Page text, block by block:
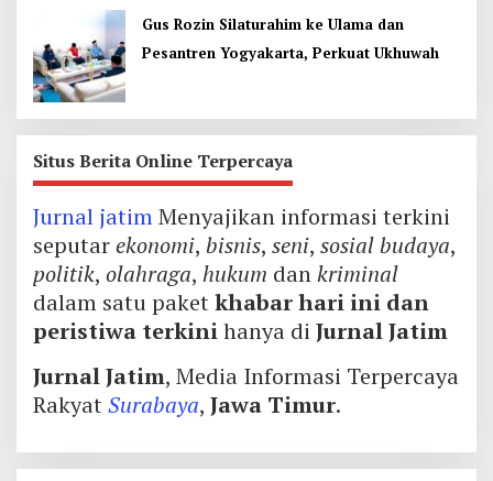
Gus Rozin Silaturahim ke Ulama dan
Pesantren Yogyakarta, Perkuat Ukhuwah
Situs Berita Online Terpercaya
Jurnal jatimMenyajikan informasi terkini
seputarekonomi, bisnis, seni, sosial budaya,
politik, olahraga, hukum dankriminal
dalam satu paketkhabar hari ini dan
peristiwa terkinihanya di Jurnal Jatim
Jurnal Jatim, Media Informasi Terpercaya
RakyatSurabaya, Jawa Timur.